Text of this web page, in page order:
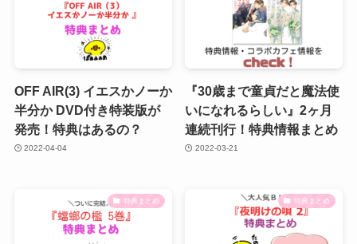
OFF AIR(3) イエスかノーか
半分か DVD付き特装版が
発売！特典はあるの？
2022-04-04
『30歳まで童貞だと魔法使
いになれるらしい』2ヶ月
連続刊行！特典情報まとめ
2022-03-21
特典まとめ 特典まとめ